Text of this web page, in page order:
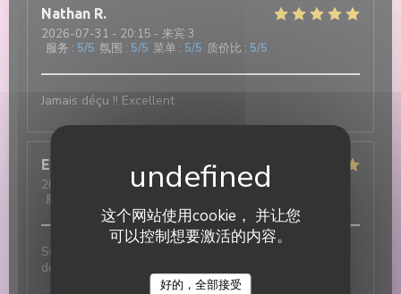
这个网站使用cookie， 并让您
可以控制想要激活的内容。
好的，全部接受
Nathan R
2026-07-31 - 20:15 - 来宾 3
服务 : 5/5 氛围 : 5/5 菜单 : 5/5 质价比 : 5/5
Jamais déçu !! Excellent
Elisa
2026-07-31
- 19:30 - 来宾 3
服务
Super ambiance, service impeccable et tout est
délicieux !!!
DUETTO